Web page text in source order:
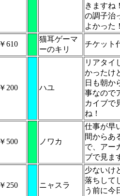
きますね
の調子治
よかった
￥610
猫耳ゲーマ
ーのキリ
チケット
￥200 ハユ
リアタイ
かったけ
日も朝か
事なので
カイブで
ね！
￥500 ノワカ
仕事が早
間からあ
で、アー
ブで見ま
￥250 ニャスラ
少ないけ
落ちして
う前に今